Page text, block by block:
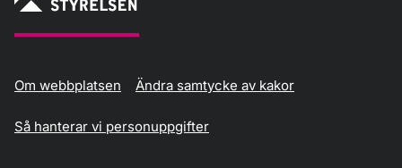
Om webbplatsen Ändra samtycke av kakor
Så hanterar vi personuppgifter